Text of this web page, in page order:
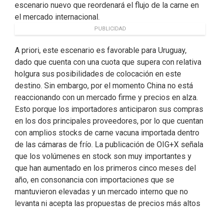
escenario nuevo que reordenará el flujo de la carne en
el mercado internacional.
PUBLICIDAD
A priori, este escenario es favorable para Uruguay,
dado que cuenta con una cuota que supera con relativa
holgura sus posibilidades de colocación en este
destino. Sin embargo, por el momento China no está
reaccionando con un mercado firme y precios en alza.
Esto porque los importadores anticiparon sus compras
en los dos principales proveedores, por lo que cuentan
con amplios stocks de carne vacuna importada dentro
de las cámaras de frío. La publicación de OIG+X señala
que los volúmenes en stock son muy importantes y
que han aumentado en los primeros cinco meses del
año, en consonancia con importaciones que se
mantuvieron elevadas y un mercado interno que no
levanta ni acepta las propuestas de precios más altos